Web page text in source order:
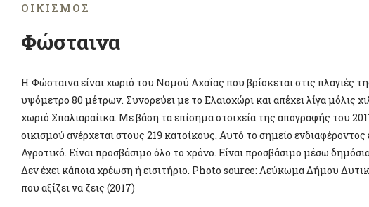
ΟΙΚΙΣΜΌΣ
Φώσταινα
Η Φώσταινα είναι χωριό του Νομού Αχαΐας που βρίσκεται στις πλαγιές
υψόμετρο 80 μέτρων. Συνορεύει με το Ελαιοχώρι και απέχει λίγα μόλις
χωριό Σπαλιαραίικα. Με βάση τα επίσημα στοιχεία της απογραφής του
οικισμού ανέρχεται στους 219 κατοίκους. Αυτό το σημείο ενδιαφέροντος
Αγροτικό. Είναι προσβάσιμο όλο το χρόνο. Είναι προσβάσιμο μέσω
Δεν έχει κάποια χρέωση ή εισιτήριο. Photo source: Λεύκωμα Δήμου
που αξίζει να ζεις (2017)